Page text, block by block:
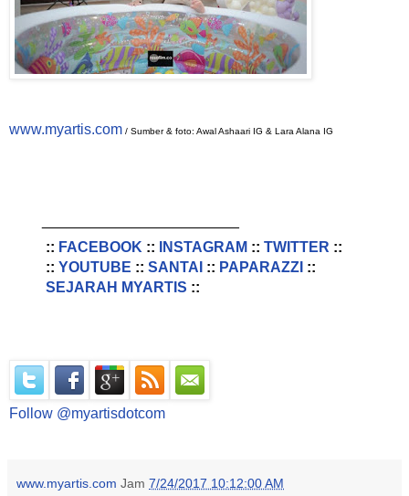
www.myartis.com / Sumber & foto: Awal Ashaari IG & Lara Alana IG
:: FACEBOOK :: INSTAGRAM :: TWITTER ::
:: YOUTUBE :: SANTAI :: PAPARAZZI ::
SEJARAH MYARTIS ::
Follow @myartisdotcom
www.myartis.com Jam 7/24/2017 10:12:00 AM